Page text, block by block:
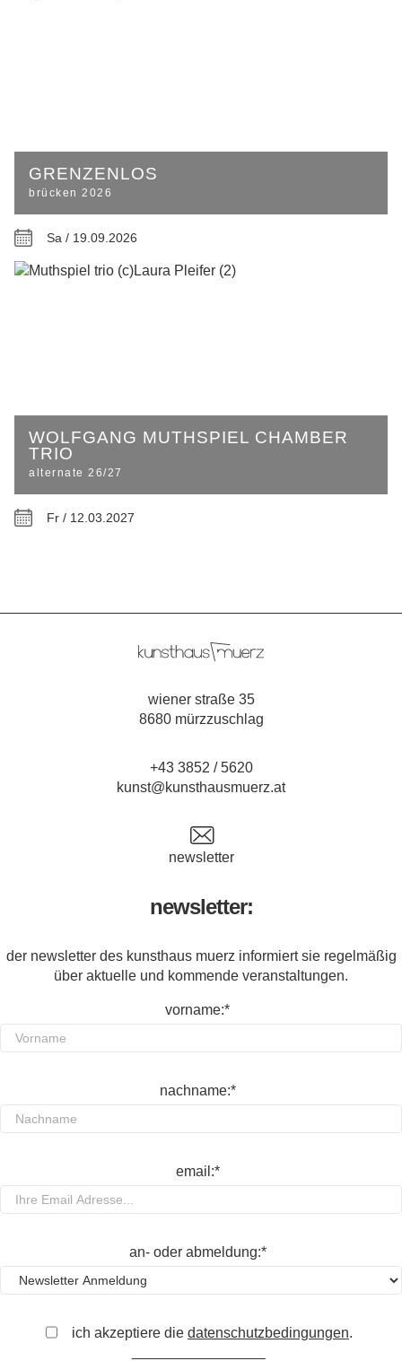
GRENZENLOS
brücken 2026
Sa / 19.09.2026
WOLFGANG MUTHSPIEL CHAMBER
TRIO
alternate 26/27
Fr / 12.03.2027
wiener straße 35
8680 mürzzuschlag
+43 3852 / 5620
kunst@kunsthausmuerz.at
newsletter
newsletter:
der newsletter des kunsthaus muerz informiert sie regelmäßig
über aktuelle und kommende veranstaltungen.
vorname:*
nachname:*
email:*
an- oder abmeldung:*
ich akzeptiere die datenschutzbedingungen.